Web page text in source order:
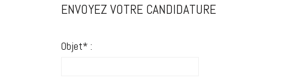
ENVOYEZ VOTRE CANDIDATURE
Objet* :